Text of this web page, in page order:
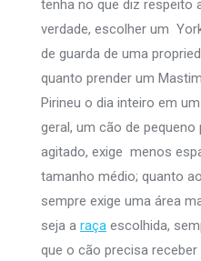
tenha no que diz respeito
verdade, escolher um
de guarda de uma
quanto prender um
Pirineu o dia inteiro em
geral, um cão de
agitado, exige menos
tamanho médio; quanto
sempre exige uma área
seja a raça escolhida,
que o cão precisa